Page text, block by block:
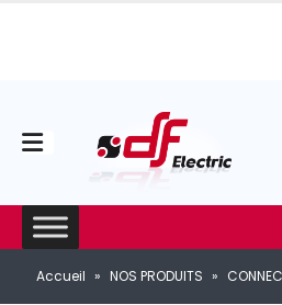
Accueil » NOS PRODUITS »